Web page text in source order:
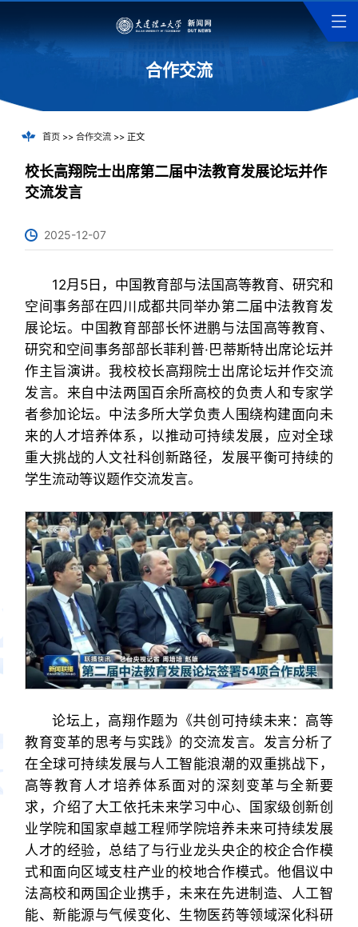
合作交流
首页>> 合作交流>> 正文
校长高翔院士出席第二届中法教育发展论坛并作
交流发言
2025-12-07
12月5日，中国教育部与法国高等教育、研究和
空间事务部在四川成都共同举办第二届中法教育发
展论坛。中国教育部部长怀进鹏与法国高等教育、
研究和空间事务部部长菲利普·巴蒂斯特出席论坛并
作主旨演讲。我校校长高翔院士出席论坛并作交流
发言。来自中法两国百余所高校的负责人和专家学
者参加论坛。中法多所大学负责人围绕构建面向未
来的人才培养体系，以推动可持续发展，应对全球
重大挑战的人文社科创新路径，发展平衡可持续的
学生流动等议题作交流发言。
论坛上，高翔作题为《共创可持续未来：高等
教育变革的思考与实践》的交流发言。发言分析了
在全球可持续发展与人工智能浪潮的双重挑战下，
高等教育人才培养体系面对的深刻变革与全新要
求，介绍了大工依托未来学习中心、国家级创新创
业学院和国家卓越工程师学院培养未来可持续发展
人才的经验，总结了与行业龙头央企的校企合作模
式和面向区域支柱产业的校地合作模式。他倡议中
法高校和两国企业携手，未来在先进制造、人工智
能、新能源与气候变化、生物医药等领域深化科研